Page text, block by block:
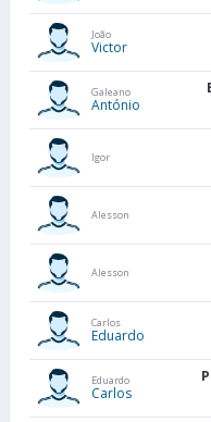
João
Victor
Galeano
António
Igor
Alesson
Alesson
Carlos
Eduardo
Eduardo
Carlos